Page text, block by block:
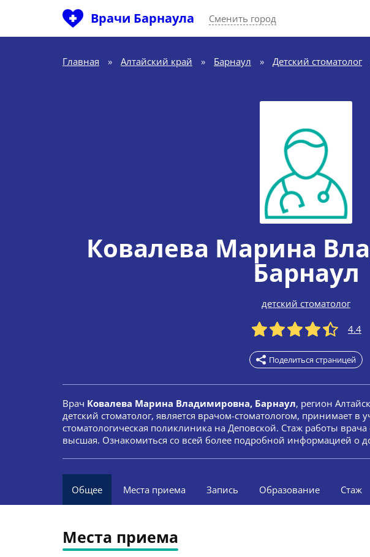
Врачи Барнаула Сменить город
Главная » Алтайский край » Барнаул » Детский стоматолог
Ковалева Марина
Барнаул
детский стоматолог
4.4
Поделиться страницей
Врач Ковалева Марина Владимировна, Барнаул, регион
детский стоматолог, является врачом-стоматологом, принимает в
стоматологическая поликлиника на Деповской. Стаж работы врача
высшая. Ознакомиться со всей более подробной информацией о
Общее Места приема Запись Образование Стаж
Места приема